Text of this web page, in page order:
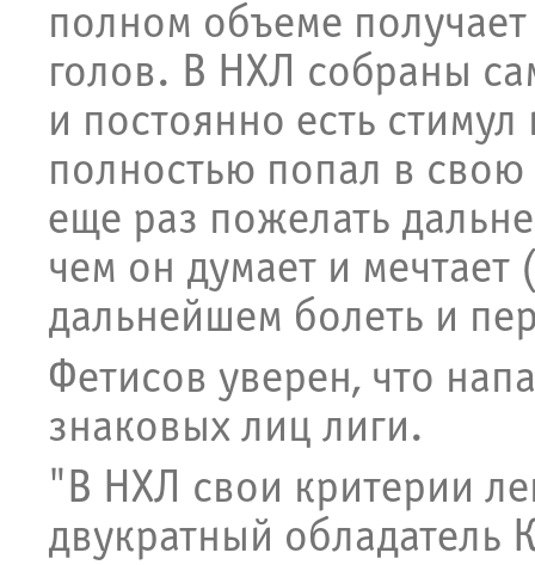
полном объеме
голов. В НХЛ собраны
и постоянно есть
полностью попал в
еще раз пожелать
чем он думает и
дальнейшем болеть и
Фетисов уверен, что
знаковых лиц лиги.
"В НХЛ свои критерии
двукратный обладатель